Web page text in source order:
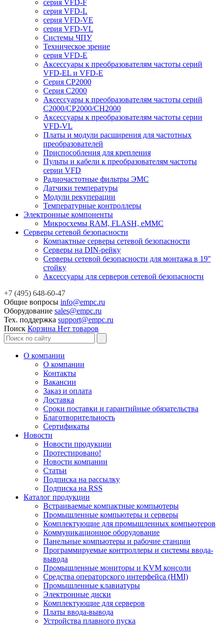
серия VFD-F
серия VFD-L
серия VFD-VE
серия VFD-VL
Системы ЧПУ
Техническое зрение
серия VFD-E
Аксессуары к преобразователям частоты серий
VFD-EL и VFD-E
Серия CP2000
Серия C2000
Аксессуары к преобразователям частоты серий
С2000/CP2000/CH2000
Аксессуары к преобразователям частоты серии
VFD-VL
Платы и модули расширения для частотных
преобразователей
Приспособления для крепления
Пульты и кабели к преобразователям частоты
серии VFD
Радиочастотные фильтры ЭМС
Датчики температуры
Модули рекуперации
Температурные контроллеры
Электронные компоненты
Микросхемы RAM, FLASH, eMMC
Серверы сетевой безопасности
Компактные серверы сетевой безопасности
Серверы на DIN-рейку
Серверы сетевой безопасности для монтажа в 19''
стойку
Аксессуары для серверов сетевой безопасности
+7 (495) 648-60-47
Общие вопросы info@empc.ru
Оборудование sales@empc.ru
Тех. поддержка support@empc.ru
Поиск Корзина Нет товаров
О компании
О компании
Контакты
Вакансии
Заказ и оплата
Доставка
Сроки поставки и гарантийные обязательства
Благотворительность
Сертификаты
Новости
Новости продукции
Протестировано!
Новости компании
Статьи
Подписка на рассылку
Подписка на RSS
Каталог продукции
Встраиваемые компактные компьютеры
Промышленные компьютеры и серверы
Комплектующие для промышленных компьютеров
Коммуникационное оборудование
Панельные компьютеры и рабочие станции
Программируемые контроллеры и системы ввода-
вывода
Промышленные мониторы и KVM консоли
Средства операторского интерфейса (HMI)
Промышленные клавиатуры
Электронные диски
Комплектующие для серверов
Платы ввода-вывода
Устройства плавного пуска